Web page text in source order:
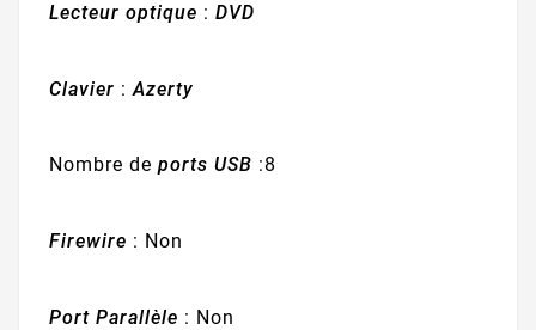
Lecteur optique : DVD
Clavier : Azerty
Nombre de ports USB :8
Firewire : Non
Port Parallèle : Non